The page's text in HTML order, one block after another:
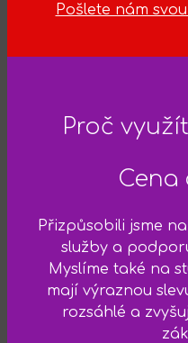
Pošlete nám
Proč
Cena
Přizpůsobili jsme
služby a
Myslíme také na
mají výraznou
rozsáhlé a